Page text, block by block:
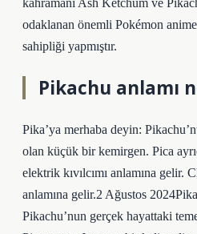
kahramanı Ash Ketchum ve
odaklanan önemli Pokémon
sahipliği yapmıştır.
Pikachu anlamı
Pika’ya merhaba deyin:
olan küçük bir kemirgen. Pica
elektrik kıvılcımı anlamına gelir.
anlamına gelir.2 Ağustos
Pikachu’nun gerçek hayattaki